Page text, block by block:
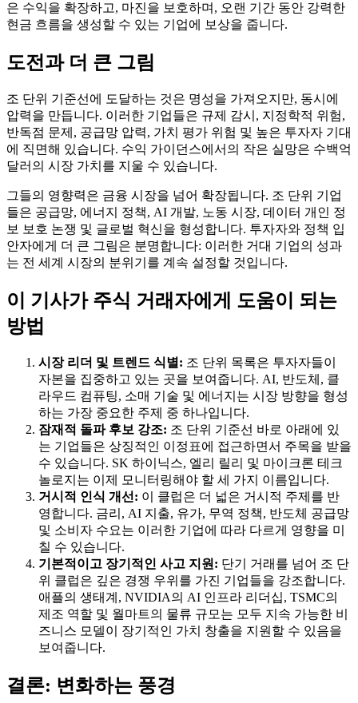
은 수익을 확장하고, 마진을 보호하며, 오랜 기간 동안 강력한
현금 흐름을 생성할 수 있는 기업에 보상을 줍니다.
도전과 더 큰 그림
조 단위 기준선에 도달하는 것은 명성을 가져오지만, 동시에
압력을 만듭니다. 이러한 기업들은 규제 감시, 지정학적 위험,
반독점 문제, 공급망 압력, 가치 평가 위험 및 높은 투자자 기대
에 직면해 있습니다. 수익 가이던스에서의 작은 실망은 수백억
달러의 시장 가치를 지울 수 있습니다.
그들의 영향력은 금융 시장을 넘어 확장됩니다. 조 단위 기업
들은 공급망, 에너지 정책, AI 개발, 노동 시장, 데이터 개인 정
보 보호 논쟁 및 글로벌 혁신을 형성합니다. 투자자와 정책 입
안자에게 더 큰 그림은 분명합니다: 이러한 거대 기업의 성과
는 전 세계 시장의 분위기를 계속 설정할 것입니다.
이 기사가 주식 거래자에게 도움이 되는
방법
시장 리더 및 트렌드 식별: 조 단위 목록은 투자자들이
자본을 집중하고 있는 곳을 보여줍니다. AI, 반도체, 클
라우드 컴퓨팅, 소매 기술 및 에너지는 시장 방향을 형성
하는 가장 중요한 주제 중 하나입니다.
잠재적 돌파 후보 강조: 조 단위 기준선 바로 아래에 있
는 기업들은 상징적인 이정표에 접근하면서 주목을 받을
수 있습니다. SK 하이닉스, 엘리 릴리 및 마이크론 테크
놀로지는 이제 모니터링해야 할 세 가지 이름입니다.
거시적 인식 개선: 이 클럽은 더 넓은 거시적 주제를 반
영합니다. 금리, AI 지출, 유가, 무역 정책, 반도체 공급망
및 소비자 수요는 이러한 기업에 따라 다르게 영향을 미
칠 수 있습니다.
기본적이고 장기적인 사고 지원: 단기 거래를 넘어 조 단
위 클럽은 깊은 경쟁 우위를 가진 기업들을 강조합니다.
애플의 생태계, NVIDIA의 AI 인프라 리더십, TSMC의
제조 역할 및 월마트의 물류 규모는 모두 지속 가능한 비
즈니스 모델이 장기적인 가치 창출을 지원할 수 있음을
보여줍니다.
결론: 변화하는 풍경